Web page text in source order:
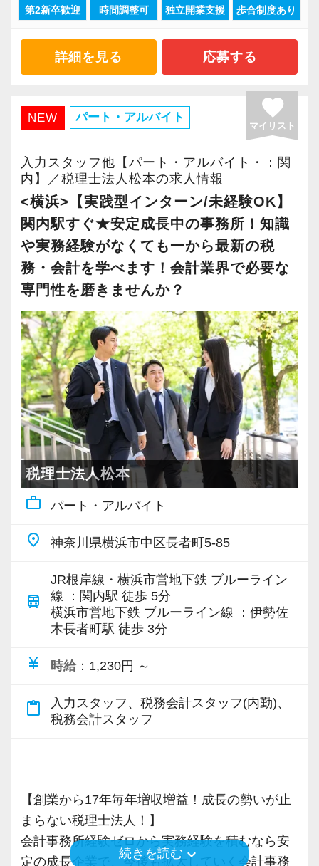
「柏」「横浜」「大阪」の６拠点を展開してい
2021年6月に「渋谷オフィス」を新設し、その
後「新宿オフィス」「大阪オフィス」「錦糸町
さらに2022年12月には「柏オフィス」を開設
し、2025年には大阪オフィスを増床するなど、
事業拡大を続けています。
安定性抜群の環境で自己成長を実現できます。
社員の持つ「やる・やりたい」という気持ちを
大事にしているため、資格を持っていなくて
も、スピーディーなキャリアアップが可能で
す！
充実した実務重視のOJTで、安心して職務経験
と知識をゼロから身に付けられます！
税務・会計の経験と知識を磨きながらステップ
アップを目指しませんか？
【対象業種100種以上！節税・融資・税務調査に
強い税理士法人です】
創業以来17年連続増収増益、顧問先数2500以
上、全国6拠点で安定的に成長中です。
お客様に事務所までご来社いただく来所型サー
います。
専門Webサイトを10サイト以上運営しており、
新規顧問契約のお客様が毎年400件以上増加！
各オフィスに国税OB税理士が在籍しているの
税理士という仕事は不況に強い仕事で、融資対
応、給付金のサポート、補助金のサポートなど
ています。
また、職場環境の改善に積極的に取り組む企業
に対して認証される「社労士診断認証制度」を
第2新卒歓迎 時間調整可 独立開業支援 歩合制度あり
詳細を見る 応募する
NEW パート・アルバイト favorite
マイリスト
入力スタッフ他【パート・アルバイト・：関
内】／税理士法人松本の求人情報
<横浜>【実践型インターン/未経験OK】
関内駅すぐ★安定成長中の事務所！知識
や実務経験がなくても一から最新の税
務・会計を学べます！会計業界で必要な
専門性を磨きませんか？
税理士法人松本
work_outline パート・アルバイト
place 神奈川県横浜市中区長者町5-85
train
JR根岸線・横浜市営地下鉄 ブルーライン
線 ：関内駅 徒歩 5分
横浜市営地下鉄 ブルーライン線 ：伊勢佐
木長者町駅 徒歩 3分
currency_yen 時給 ：1,230円 ～
content_paste
入力スタッフ、税務会計スタッフ(内勤)、
税務会計スタッフ
【創業から17年毎年増収増益！成長の勢いが止
まらない税理士法人！】
会計事務所経験ゼロから実務経験を積むなら安
定の成長企業で、今後も拡大していく会計事務
続きを読む keyboard_arrow_down